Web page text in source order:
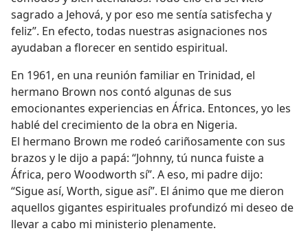
sagrado a Jehová, y por eso me sentía satisfecha y
feliz”. En efecto, todas nuestras asignaciones nos
ayudaban a florecer en sentido espiritual.
En 1961, en una reunión familiar en Trinidad, el
hermano Brown nos contó algunas de sus
emocionantes experiencias en África. Entonces, yo les
hablé del crecimiento de la obra en Nigeria.
El hermano Brown me rodeó cariñosamente con sus
brazos y le dijo a papá: “Johnny, tú nunca fuiste a
África, pero Woodworth sí”. A eso, mi padre dijo:
“Sigue así, Worth, sigue así”. El ánimo que me dieron
aquellos gigantes espirituales profundizó mi deseo de
llevar a cabo mi ministerio plenamente.